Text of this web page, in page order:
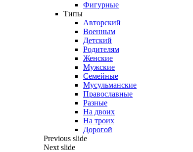
Фигурные
Типы
Авторский
Военным
Детский
Родителям
Женские
Мужские
Семейные
Мусульманские
Православные
Разные
На двоих
На троих
Дорогой
Previous slide
Next slide